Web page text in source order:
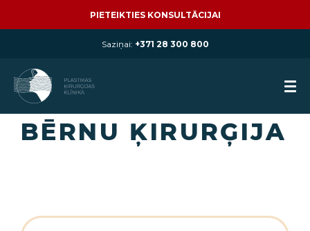
PIETEIKTIES KONSULTĀCIJAI
Saziņai: +371 28 300 800
BĒRNU ĶIRURĢIJA